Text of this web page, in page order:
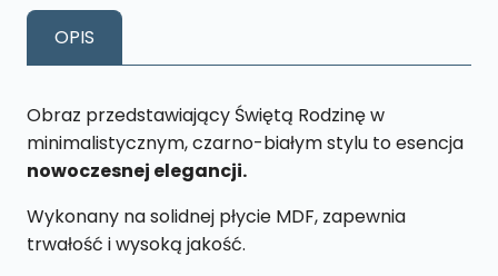
Czarno
M4
18
X
cm
OPIS
Obraz przedstawiający Świętą Rodzinę w
minimalistycznym, czarno-białym stylu to esencja
nowoczesnej elegancji.
Wykonany na solidnej płycie MDF, zapewnia
trwałość i wysoką jakość.